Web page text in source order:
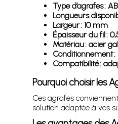
Type d’agrafes :
Longueurs
Largeur : 10 mm
Épaisseur du fil :
Matériau : acier
Conditionnement :
Compatibilité :
Pourquoi choisir les
Ces agrafes
solution adaptée à vos